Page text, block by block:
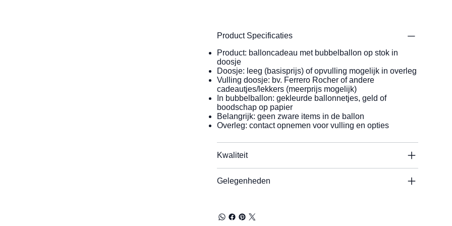
Product Specificaties
Product: balloncadeau met bubbelballon op stok in
doosje
Doosje: leeg (basisprijs) of opvulling mogelijk in overleg
Vulling doosje: bv. Ferrero Rocher of andere
cadeautjes/lekkers (meerprijs mogelijk)
In bubbelballon: gekleurde ballonnetjes, geld of
boodschap op papier
Belangrijk: geen zware items in de ballon
Overleg: contact opnemen voor vulling en opties
Kwaliteit
Gelegenheden